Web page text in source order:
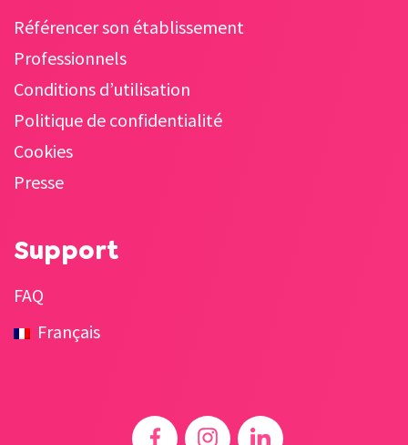
Référencer son établissement
Professionnels
Conditions d’utilisation
Politique de confidentialité
Cookies
Presse
Support
FAQ
Français